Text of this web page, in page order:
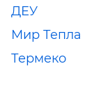
ДЕУ
Мир Тепла
Термеко